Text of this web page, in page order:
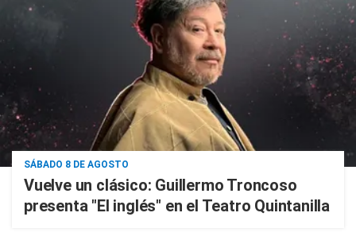
SÁBADO 8 DE AGOSTO
Vuelve un clásico: Guillermo Troncoso
presenta "El inglés" en el Teatro Quintanilla